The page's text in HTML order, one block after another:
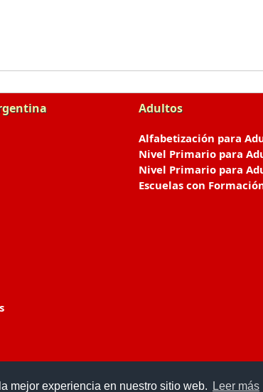
mejor experiencia en nuestro sitio web. Leer más
Adultos
Alfabetización para
Nivel Primario para
Nivel Primario para
Escuelas con